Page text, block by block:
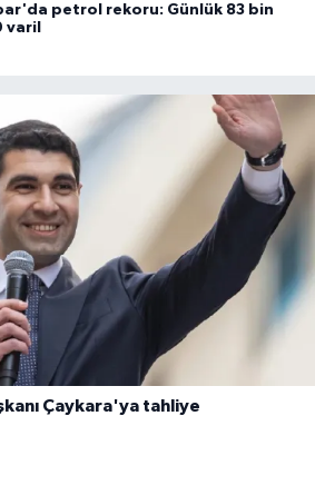
petrol rekoru: Günlük 83 bin
varil
Çaykara'ya tahliye